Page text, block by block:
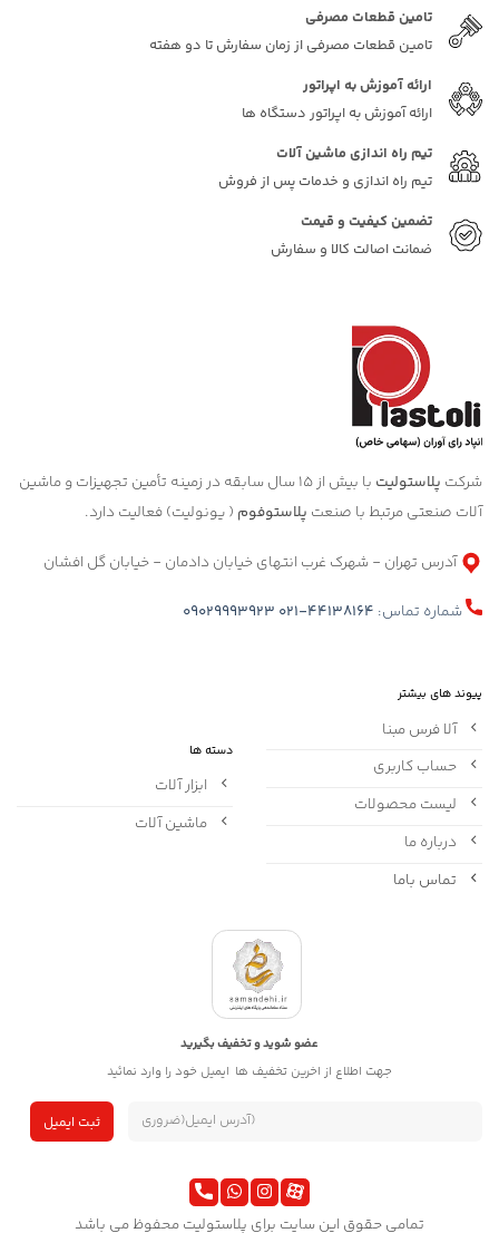
تامین قطعات مصرفی
تامین قطعات مصرفی از زمان سفارش تا دو هفته
ارائه آموزش به اپراتور
ارائه آموزش به اپراتور دستگاه ها
تیم راه اندازی ماشین آلات
تیم راه اندازی و خدمات پس از فروش
تضمین کیفیت و قیمت
ضمانت اصالت کالا و سفارش
شرکت پلاستولیت
با بیش از 15 سال سابقه در زمینه تأمین تجهیزات و ماشین
آلات صنعتی مرتبط با صنعت پلاستوفوم ( یونولیت) فعالیت دارد.
آدرس تهران - شهرک غرب انتهای خیابان دادمان - خیابان گل افشان
شماره تماس: 021-44138164
09029993923
پیوند های بیشتر
آلا فرس مبنا
حساب کاربری
لیست محصولات
درباره ما
تماس باما
دسته ها
ابزار آلات
ماشین آلات
عضو شوید و تخفیف بگیرید
جهت اطلاع از اخرین تخفیف ها ایمیل خود را وارد نمائید
تمامی حقوق این سایت برای پلاستولیت محفوظ می باشد